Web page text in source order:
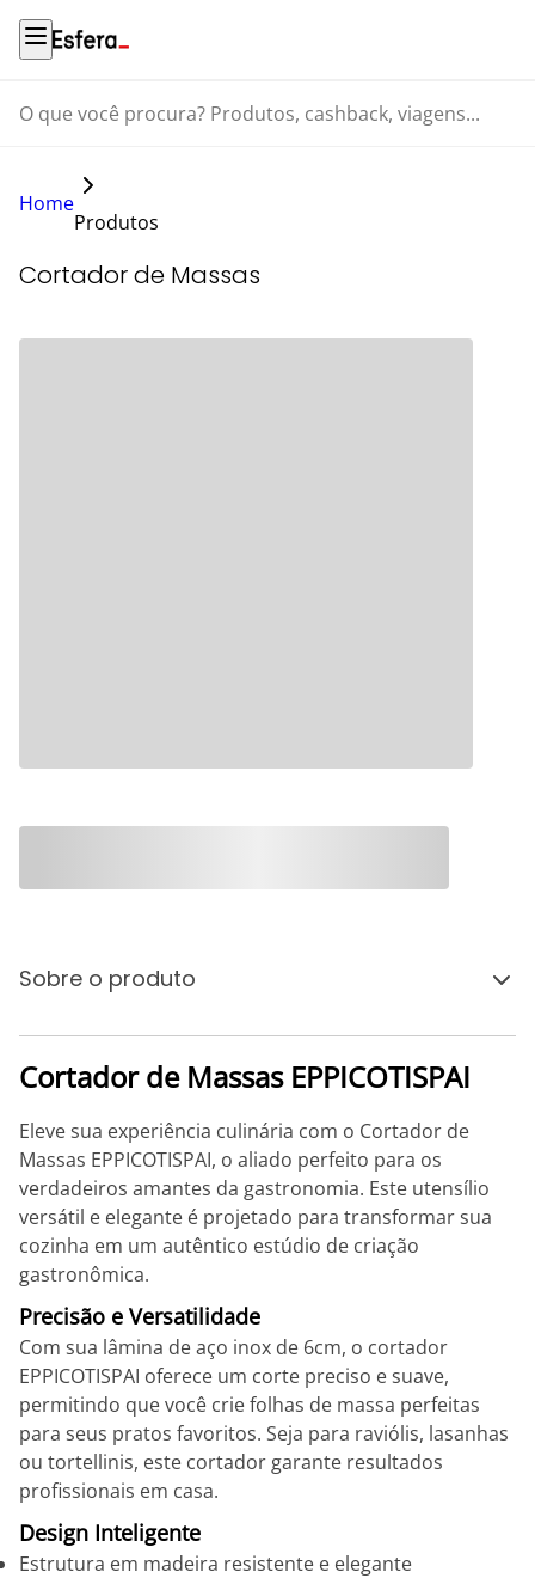
O que você procura? Produtos, cashback, viagens...
Home
Produtos
Cortador de Massas
Sobre o produto
Cortador de Massas EPPICOTISPAI
Eleve sua experiência culinária com o Cortador de
Massas EPPICOTISPAI, o aliado perfeito para os
verdadeiros amantes da gastronomia. Este utensílio
versátil e elegante é projetado para transformar sua
cozinha em um autêntico estúdio de criação
gastronômica.
Precisão e Versatilidade
Com sua lâmina de aço inox de 6cm, o cortador
EPPICOTISPAI oferece um corte preciso e suave,
permitindo que você crie folhas de massa perfeitas
para seus pratos favoritos. Seja para raviólis, lasanhas
ou tortellinis, este cortador garante resultados
profissionais em casa.
Design Inteligente
Estrutura em madeira resistente e elegante